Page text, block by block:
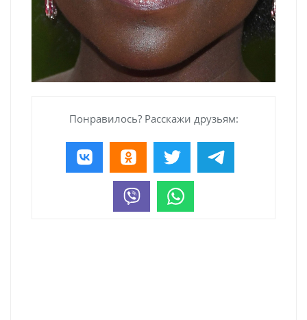
Понравилось? Расскажи друзьям: